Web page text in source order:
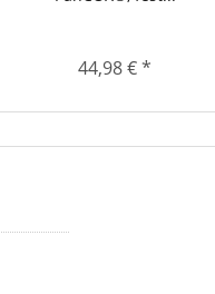
44,98 € *